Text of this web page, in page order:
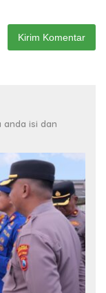
anda isi dan